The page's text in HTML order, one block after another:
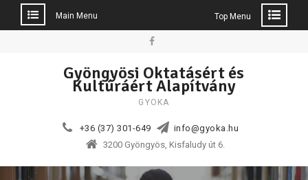
Main Menu Top Menu
Gyöngyösi Oktatásért és
Kultúráért Alapítvány
GYOKA
+36 (37) 301-649
info@gyoka.hu
3200 Gyöngyös, Kisfaludy út 6.